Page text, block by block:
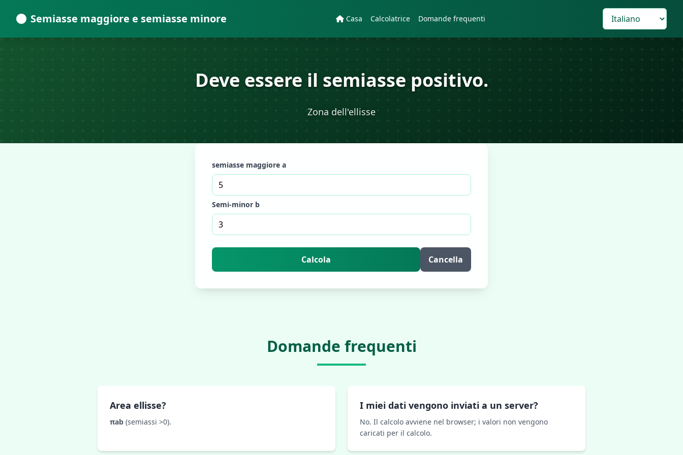
Semiasse maggiore e semiasse minore Casa Calcolatrice Domande frequenti
Deve essere il semiasse positivo.
Zona dell'ellisse
semiasse maggiore a
Semi-minor b
Calcola Cancella
Domande frequenti
Area ellisse?
πab (semiassi >0).
I miei dati vengono inviati a un server?
No. Il calcolo avviene nel browser; i valori non vengono
caricati per il calcolo.